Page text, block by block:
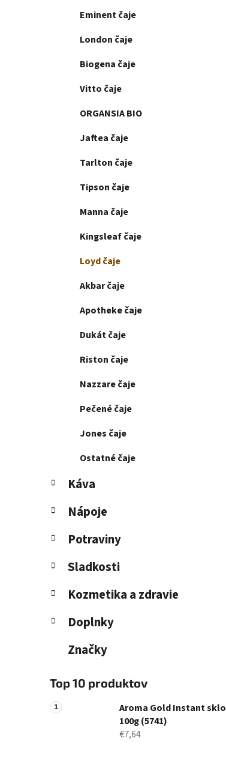
Eminent čaje
London čaje
Biogena čaje
Vitto čaje
ORGANSIA BIO
Jaftea čaje
Tarlton čaje
Tipson čaje
Manna čaje
Kingsleaf čaje
Loyd čaje
Akbar čaje
Apotheke čaje
Dukát čaje
Riston čaje
Nazzare čaje
Pečené čaje
Jones čaje
Ostatné čaje
Káva
Nápoje
Potraviny
Sladkosti
Kozmetika a zdravie
Doplnky
Značky
Top 10 produktov
Aroma Gold Instant sklo
100g (5741)
€7,64